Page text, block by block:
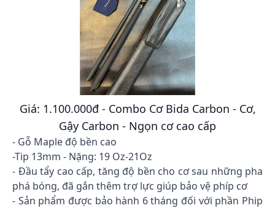
Giá: 1.100.000đ - Combo Cơ Bida Carbon - Cơ,
Gậy Carbon - Ngọn cơ cao cấp
- Gỗ Maple độ bền cao
-Tip 13mm - Nặng: 19 Oz-21Oz
- Đầu tẩy cao cấp, tăng độ bền cho cơ sau những pha
phá bóng, đã gắn thêm trợ lực giúp bảo vệ phíp cơ
- Sản phẩm được bảo hành 6 tháng đối với phần Phip